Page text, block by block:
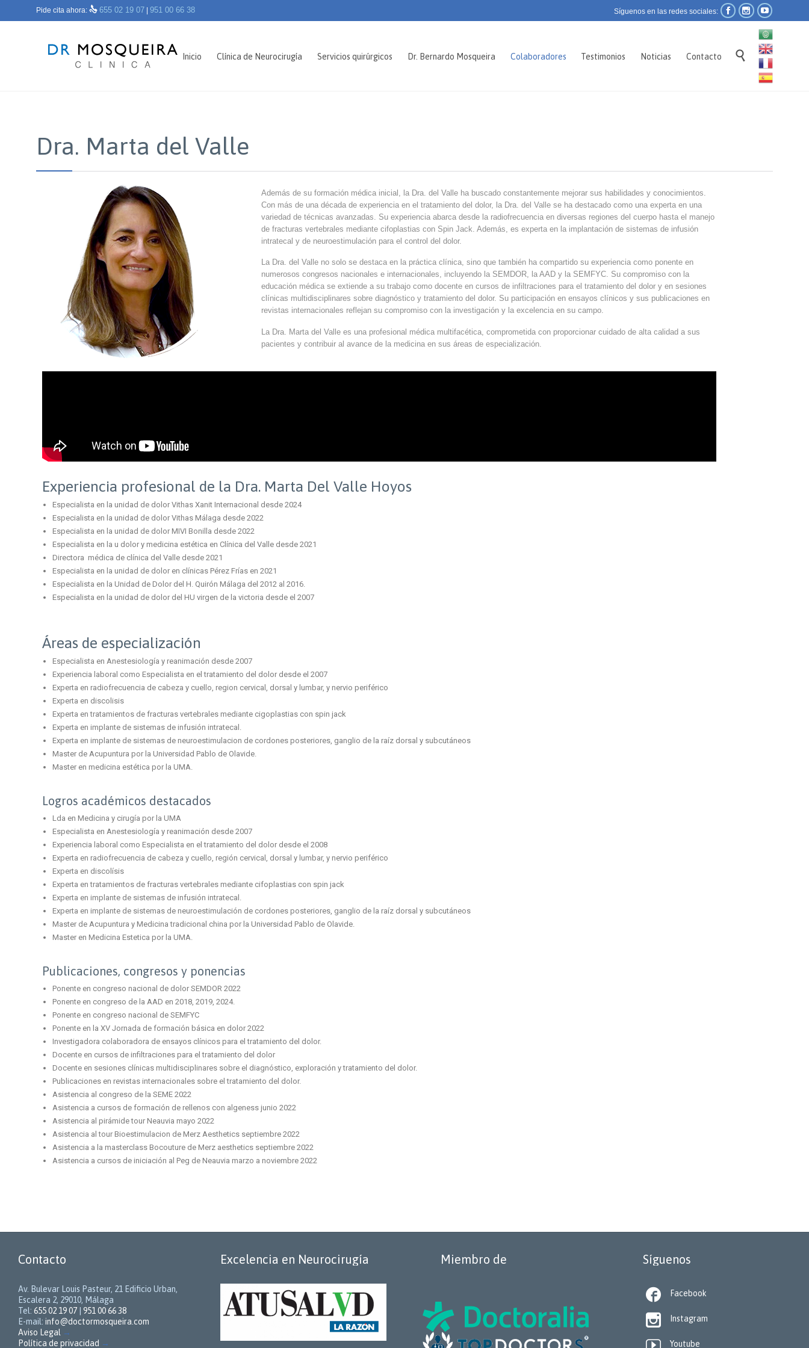
Pide cita ahora:  655 02 19 07 951 00 66 38 Síguenos en las redes sociales:   
Skip
Inicio Clínica de Neurocirugía Servicios quirúrgicos Dr. Bernardo Mosqueira Colaboradores Testimonios Noticias Contacto 
Dra. Marta del Valle
Además de su formación médica inicial, la Dra. del Valle ha buscado constantemente mejorar sus habilidades y conocimientos.
Con más de una década de experiencia en el tratamiento del dolor, la Dra. del Valle se ha destacado como una experta en una
variedad de técnicas avanzadas. Su experiencia abarca desde la radiofrecuencia en diversas regiones del cuerpo hasta el manejo
de fracturas vertebrales mediante cifoplastias con Spin Jack. Además, es experta en la implantación de sistemas de infusión
intratecal y de neuroestimulación para el control del dolor.
La Dra. del Valle no solo se destaca en la práctica clínica, sino que también ha compartido su experiencia como ponente en
numerosos congresos nacionales e internacionales, incluyendo la SEMDOR, la AAD y la SEMFYC. Su compromiso con la
educación médica se extiende a su trabajo como docente en cursos de infiltraciones para el tratamiento del dolor y en sesiones
clínicas multidisciplinares sobre diagnóstico y tratamiento del dolor. Su participación en ensayos clínicos y sus publicaciones en
revistas internacionales reflejan su compromiso con la investigación y la excelencia en su campo.
La Dra. Marta del Valle es una profesional médica multifacética, comprometida con proporcionar cuidado de alta calidad a sus
pacientes y contribuir al avance de la medicina en sus áreas de especialización.
Experiencia profesional de la Dra. Marta Del Valle Hoyos
Especialista en la unidad de dolor Vithas Xanit Internacional desde 2024
Especialista en la unidad de dolor Vithas Málaga desde 2022
Especialista en la unidad de dolor MIVI Bonilla desde 2022
Especialista en la u dolor y medicina estética en Clínica del Valle desde 2021
Directora médica de clínica del Valle desde 2021
Especialista en la unidad de dolor en clínicas Pérez Frías en 2021
Especialista en la Unidad de Dolor del H. Quirón Málaga del 2012 al 2016.
Especialista en la unidad de dolor del HU virgen de la victoria desde el 2007
Áreas de especialización
Especialista en Anestesiología y reanimación desde 2007
Experiencia laboral como Especialista en el tratamiento del dolor desde el 2007
Experta en radiofrecuencia de cabeza y cuello, region cervical, dorsal y lumbar, y nervio periférico
Experta en discolisis
Experta en tratamientos de fracturas vertebrales mediante cigoplastias con spin jack
Experta en implante de sistemas de infusión intratecal.
Experta en implante de sistemas de neuroestimulacion de cordones posteriores, ganglio de la raíz dorsal y subcutáneos
Master de Acupuntura por la Universidad Pablo de Olavide.
Master en medicina estética por la UMA.
Logros académicos destacados
Lda en Medicina y cirugía por la UMA
Especialista en Anestesiología y reanimación desde 2007
Experiencia laboral como Especialista en el tratamiento del dolor desde el 2008
Experta en radiofrecuencia de cabeza y cuello, región cervical, dorsal y lumbar, y nervio periférico
Experta en discolísis
Experta en tratamientos de fracturas vertebrales mediante cifoplastias con spin jack
Experta en implante de sistemas de infusión intratecal.
Experta en implante de sistemas de neuroestimulación de cordones posteriores, ganglio de la raíz dorsal y subcutáneos
Master de Acupuntura y Medicina tradicional china por la Universidad Pablo de Olavide.
Master en Medicina Estetica por la UMA.
Publicaciones, congresos y ponencias
Ponente en congreso nacional de dolor SEMDOR 2022
Ponente en congreso de la AAD en 2018, 2019, 2024.
Ponente en congreso nacional de SEMFYC
Ponente en la XV Jornada de formación básica en dolor 2022
Investigadora colaboradora de ensayos clínicos para el tratamiento del dolor.
Docente en cursos de infiltraciones para el tratamiento del dolor
Docente en sesiones clínicas multidisciplinares sobre el diagnóstico, exploración y tratamiento del dolor.
Publicaciones en revistas internacionales sobre el tratamiento del dolor.
Asistencia al congreso de la SEME 2022
Asistencia a cursos de formación de rellenos con algeness junio 2022
Asistencia al pirámide tour Neauvia mayo 2022
Asistencia al tour Bioestimulacion de Merz Aesthetics septiembre 2022
Asistencia a la masterclass Bocouture de Merz aesthetics septiembre 2022
Asistencia a cursos de iniciación al Peg de Neauvia marzo a noviembre 2022
Contacto
Av. Bulevar Louis Pasteur, 21 Edificio Urban,
Escalera 2, 29010, Málaga
Tel: 655 02 19 07
951 00 66 38
E-mail: info@doctormosqueira.com
Aviso Legal →
Política de privacidad →
Excelencia en Neurocirugía Miembro de Síguenos
 Facebook
 Instagram
Youtube